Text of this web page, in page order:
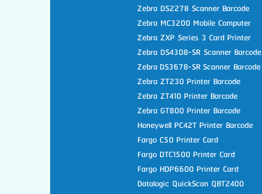
Zebra DS2278 Scanner Barcode
Zebra MC3200 Mobile Computer
Zebra ZXP Series 3 Card Printer
Zebra DS4308-SR Scanner Barcode
Zebra DS3678-SR Scanner Barcode
Zebra ZT230 Printer Barcode
Zebra ZT410 Printer Barcode
Zebra GT800 Printer Barcode
Honeywell PC42T Printer Barcode
Fargo C50 Printer Card
Fargo DTC1500 Printer Card
Fargo HDP6600 Printer Card
Datalogic QuickScan QBT2400